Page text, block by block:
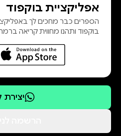
אפליקציית בוקפוד
הספרים כבר מחכים לך
בוקפוד ותהנו מחווית קריאה